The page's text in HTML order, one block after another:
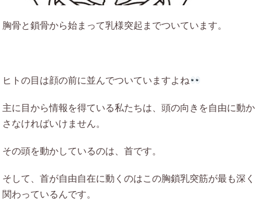
胸骨と鎖骨から始まって乳様突起までついています。
ヒトの目は顔の前に並んでついていますよね
主に目から情報を得ている私たちは、頭の向きを自由に動か
さなければいけません。
その頭を動かしているのは、首です。
そして、首が自由自在に動くのはこの胸鎖乳突筋が最も深く
関わっているんです。